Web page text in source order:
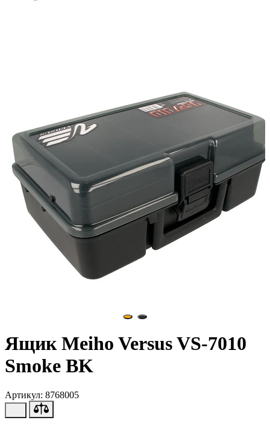
Ящик Meiho Versus VS-7010
Smoke BK
Артикул: 8768005